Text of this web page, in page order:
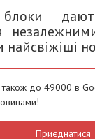
блоки
найсвіжіші
до 49000 в
Приєднатися